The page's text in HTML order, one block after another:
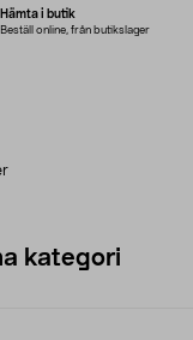
Hämta i butik
Beställ online, från butikslager
kategori